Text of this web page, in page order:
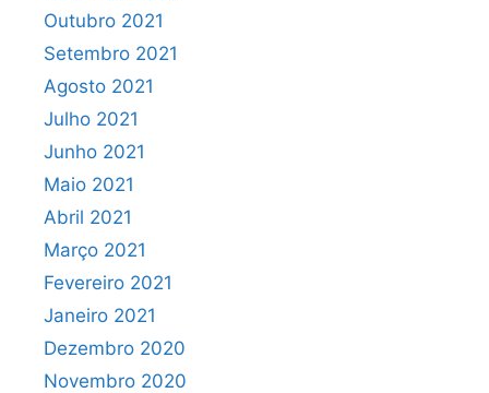
Outubro 2021
Setembro 2021
Agosto 2021
Julho 2021
Junho 2021
Maio 2021
Abril 2021
Março 2021
Fevereiro 2021
Janeiro 2021
Dezembro 2020
Novembro 2020